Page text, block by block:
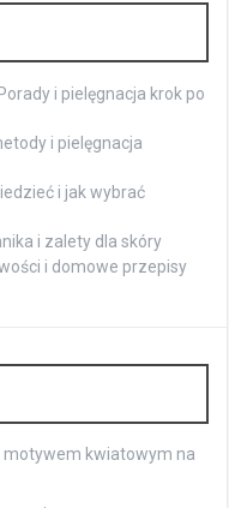
i pielęgnacja krok po
i pielęgnacja
i jak wybrać
i zalety dla skóry
i domowe przepisy
motywem kwiatowym na